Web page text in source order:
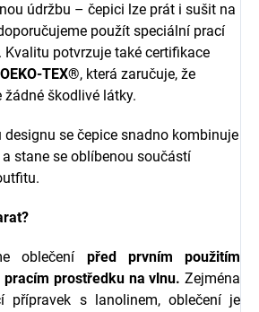
údržbu – čepici lze prát i sušit na
použít speciální prací
Kvalitu potvrzuje také certifikace
TEX®, která zaručuje, že
škodlivé látky.
designu se čepice snadno kombinuje
stane se oblíbenou součástí
oblečení před prvním použitím
prostředku na vlnu. Zejména
přípravek s lanolinem, oblečení je